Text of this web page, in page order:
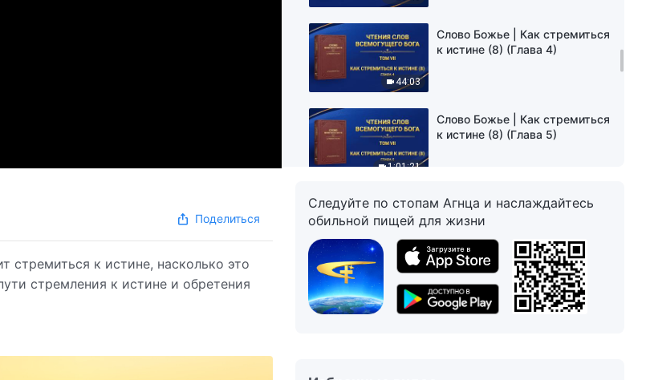
44:03
Слово Божье | Как стремиться
к истине (8) (Глава 4)
1:01:21
Слово Божье | Как стремиться
к истине (8) (Глава 5)
40:17
Слово Божье | Как стремиться
к истине (8) (Глава 6)
Слово Божье | Как стремиться
к истине (9) (Глава 1)
Поделиться
стремиться к истине, насколько это
стремления к истине и обретения
Следуйте по стопам Агнца и наслаждайтесь
обильной пищей для жизни